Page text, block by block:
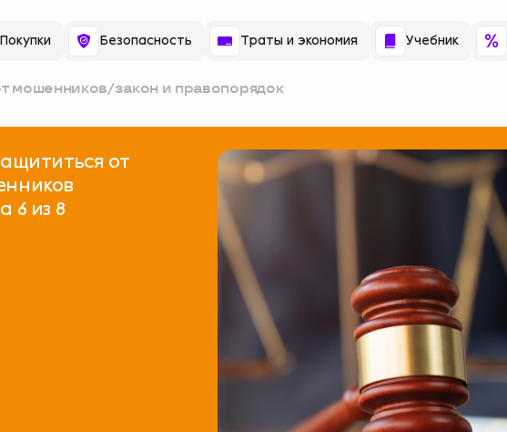
Покупки Безопасность Траты и экономия Учебник
мошенников/закон и правопорядок
от
6 из 8